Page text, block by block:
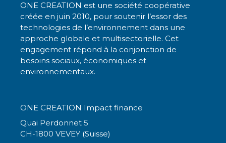
ONE CREATION est une société coopérative
créée en juin 2010, pour soutenir l’essor des
technologies de l’environnement dans une
approche globale et multisectorielle. Cet
engagement répond à la conjonction de
besoins sociaux, économiques et
environnementaux.
ONE CREATION Impact finance
Quai Perdonnet 5
CH-1800 VEVEY (Suisse)